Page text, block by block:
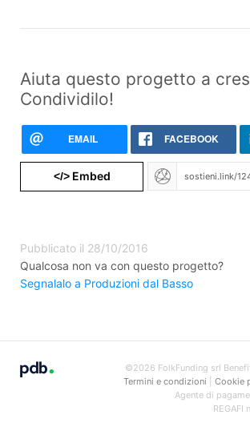
Aiuta questo progetto a
Condividilo!
EMAIL FACEBOOK
</>Embed
Pubblicato il 28/10/2016
Qualcosa non va con questo progetto?
Segnalalo a Produzioni dal Basso
©2026 FolkFunding srl
Termini e condizioni
Cookie
Agente di
REGAFI